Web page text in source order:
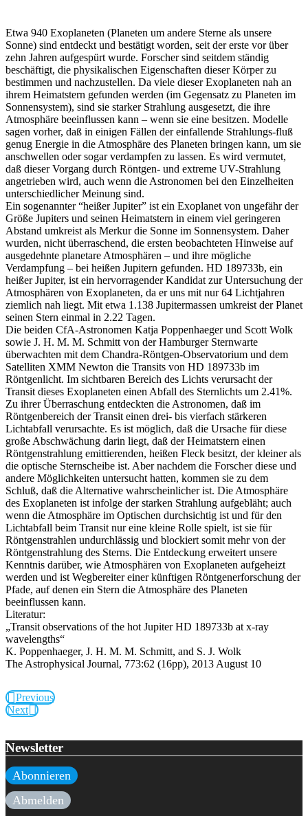
Etwa 940 Exoplaneten (Planeten um andere Sterne als unsere
Sonne) sind entdeckt und bestätigt worden, seit der erste vor über
zehn Jahren aufgespürt wurde. Forscher sind seitdem ständig
beschäftigt, die physikalischen Eigenschaften dieser Körper zu
bestimmen und nachzustellen. Da viele dieser Exoplaneten nah an
ihrem Heimatstern gefunden werden (im Gegensatz zu Planeten im
Sonnensystem), sind sie starker Strahlung ausgesetzt, die ihre
Atmosphäre beeinflussen kann – wenn sie eine besitzen. Modelle
sagen vorher, daß in einigen Fällen der einfallende Strahlungs-fluß
genug Energie in die Atmosphäre des Planeten bringen kann, um sie
anschwellen oder sogar verdampfen zu lassen. Es wird vermutet,
daß dieser Vorgang durch Röntgen- und extreme UV-Strahlung
angetrieben wird, auch wenn die Astronomen bei den Einzelheiten
unterschiedlicher Meinung sind.
Ein sogenannter “heißer Jupiter” ist ein Exoplanet von ungefähr der
Größe Jupiters und seinen Heimatstern in einem viel geringeren
Abstand umkreist als Merkur die Sonne im Sonnensystem. Daher
wurden, nicht überraschend, die ersten beobachteten Hinweise auf
ausgedehnte planetare Atmosphären – und ihre mögliche
Verdampfung – bei heißen Jupitern gefunden. HD 189733b, ein
heißer Jupiter, ist ein hervorragender Kandidat zur Untersuchung der
Atmosphären von Exoplaneten, da er uns mit nur 64 Lichtjahren
ziemlich nah liegt. Mit etwa 1.138 Jupitermassen umkreist der Planet
seinen Stern einmal in 2.22 Tagen.
Die beiden CfA-Astronomen Katja Poppenhaeger und Scott Wolk
sowie J. H. M. M. Schmitt von der Hamburger Sternwarte
überwachten mit dem Chandra-Röntgen-Observatorium und dem
Satelliten XMM Newton die Transits von HD 189733b im
Röntgenlicht. Im sichtbaren Bereich des Lichts verursacht der
Transit dieses Exoplaneten einen Abfall des Sternlichts um 2.41%.
Zu ihrer Überraschung entdeckten die Astronomen, daß im
Röntgenbereich der Transit einen drei- bis vierfach stärkeren
Lichtabfall verursachte. Es ist möglich, daß die Ursache für diese
große Abschwächung darin liegt, daß der Heimatstern einen
Röntgenstrahlung emittierenden, heißen Fleck besitzt, der kleiner als
die optische Sternscheibe ist. Aber nachdem die Forscher diese und
andere Möglichkeiten untersucht hatten, kommen sie zu dem
Schluß, daß die Alternative wahrscheinlicher ist. Die Atmosphäre
des Exoplaneten ist infolge der starken Strahlung aufgebläht; auch
wenn die Atmosphäre im Optischen durchsichtig ist und für den
Lichtabfall beim Transit nur eine kleine Rolle spielt, ist sie für
Röntgenstrahlen undurchlässig und blockiert somit mehr von der
Röntgenstrahlung des Sterns. Die Entdeckung erweitert unsere
Kenntnis darüber, wie Atmosphären von Exoplaneten aufgeheizt
werden und ist Wegbereiter einer künftigen Röntgenerforschung der
Pfade, auf denen ein Stern die Atmosphäre des Planeten
beeinflussen kann.
Literatur:
„Transit observations of the hot Jupiter HD 189733b at x-ray
wavelengths“
K. Poppenhaeger, J. H. M. M. Schmitt, and S. J. Wolk
The Astrophysical Journal, 773:62 (16pp), 2013 August 10
Previous
Next
Newsletter
Abonnieren
Abmelden